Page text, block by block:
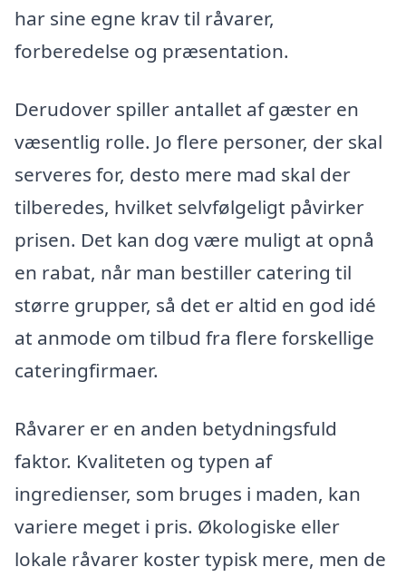
har sine egne krav til råvarer,
forberedelse og præsentation.
Derudover spiller antallet af gæster en
væsentlig rolle. Jo flere personer, der skal
serveres for, desto mere mad skal der
tilberedes, hvilket selvfølgeligt påvirker
prisen. Det kan dog være muligt at opnå
en rabat, når man bestiller catering til
større grupper, så det er altid en god idé
at anmode om tilbud fra flere forskellige
cateringfirmaer.
Råvarer er en anden betydningsfuld
faktor. Kvaliteten og typen af
ingredienser, som bruges i maden, kan
variere meget i pris. Økologiske eller
lokale råvarer koster typisk mere, men de